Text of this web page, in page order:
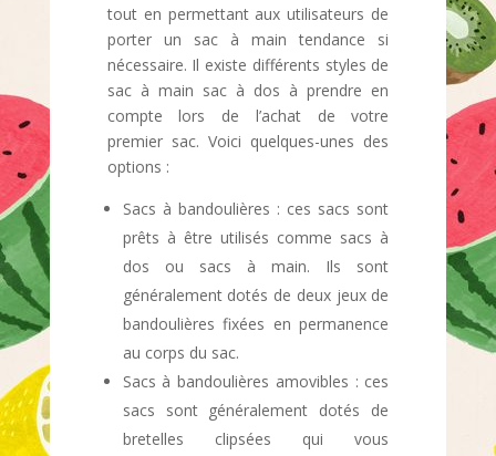
tout en permettant aux utilisateurs de
porter un sac à main tendance si
nécessaire. Il existe différents styles de
sac à main sac à dos à prendre en
compte lors de l’achat de votre
premier sac. Voici quelques-unes des
options :
Sacs à bandoulières : ces sacs sont
prêts à être utilisés comme sacs à
dos ou sacs à main. Ils sont
généralement dotés de deux jeux de
bandoulières fixées en permanence
au corps du sac.
Sacs à bandoulières amovibles : ces
sacs sont généralement dotés de
bretelles clipsées qui vous